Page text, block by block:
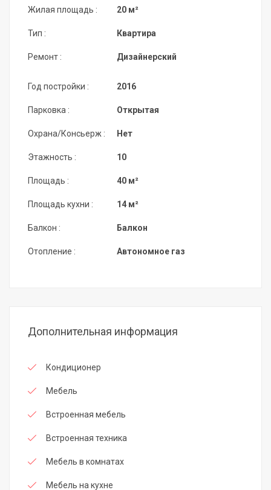
Жилая площадь :
Тип :
Ремонт :
20 м²
Квартира
Дизайнерский
Год постройки :
Парковка :
Охрана/Консьерж :
Этажность :
Площадь :
Площадь кухни :
Балкон :
Отопление :
2016
Открытая
Нет
10
40 м²
14 м²
Балкон
Автономное газ
Дополнительная информация
Кондиционер
Мебель
Встроенная мебель
Встроенная техника
Мебель в комнатах
Мебель на кухне